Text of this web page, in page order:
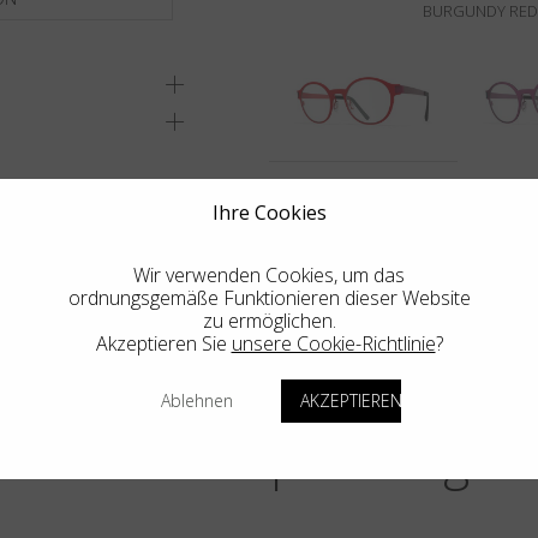
BURGUNDY
Ihre Cookies
Wir verwenden Cookies, um das
ordnungsgemäße Funktionieren dieser Website
zu ermöglichen.
Akzeptieren Sie unsere Cookie-Richtlinie?
Ablehnen AKZEPTIEREN